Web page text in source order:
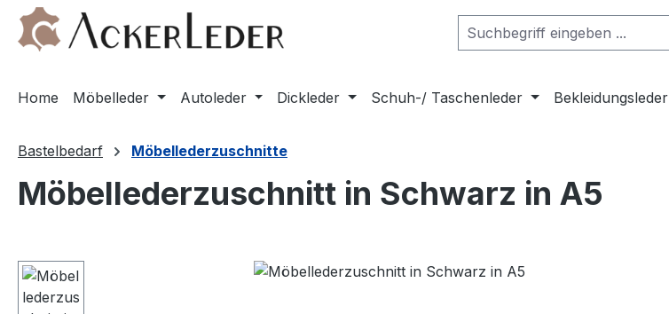
Hauptinhalt springen
Zur Suche springen
Zur Hauptnavigation springen
Home Möbelleder Autoleder Dickleder Schuh-/ Taschenleder Bekleidungsleder
Bastelbedarf Möbellederzuschnitte
Möbellederzuschnitt in Schwarz in A5
Bildergalerie überspringen